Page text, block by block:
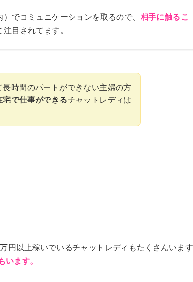
でコミュニケーションを取るので、 相手に触るこ
注目されてます。
時間のパートができない主婦の方
宅で仕事ができるチャットレディは
円以上稼いでいるチャットレディもたくさんいます
ます。